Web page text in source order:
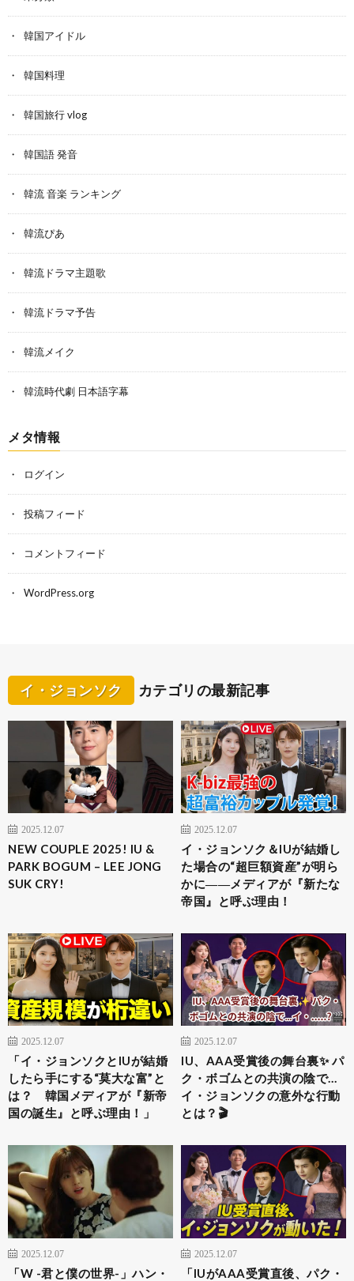
韓国アイドル
韓国料理
韓国旅行 vlog
韓国語 発音
韓流 音楽 ランキング
韓流ぴあ
韓流ドラマ主題歌
韓流ドラマ予告
韓流メイク
韓流時代劇 日本語字幕
メタ情報
ログイン
投稿フィード
コメントフィード
WordPress.org
イ・ジョンソク カテゴリの最新記事
2025.12.07
NEW COUPLE 2025! IU &
PARK BOGUM – LEE JONG
SUK CRY!
2025.12.07
イ・ジョンソク＆IUが結婚し
た場合の“超巨額資産”が明ら
かに――メディアが『新たな
帝国』と呼ぶ理由！
2025.12.07
「イ・ジョンソクとIUが結婚
したら手にする“莫大な富”と
は？ 韓国メディアが『新帝
国の誕生』と呼ぶ理由！」
2025.12.07
IU、AAA受賞後の舞台裏✨ パ
ク・ボゴムとの共演の陰で…
イ・ジョンソクの意外な行動
とは？🎬
2025.12.07
「W -君と僕の世界-」ハン・
2025.12.07
「IUがAAA受賞直後、パク・